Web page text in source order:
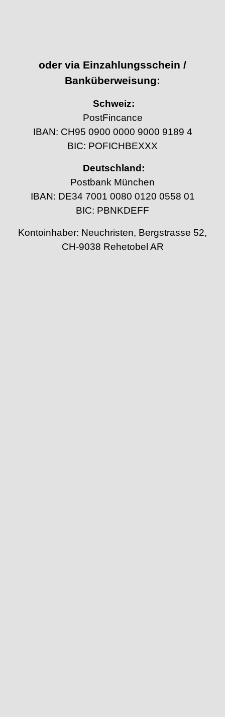
oder via Einzahlungsschein /
Banküberweisung:
Schweiz:
PostFincance
IBAN: CH95 0900 0000 9000 9189 4
BIC: POFICHBEXXX
Deutschland:
Postbank München
IBAN: DE34 7001 0080 0120 0558 01
BIC: PBNKDEFF
Kontoinhaber: Neuchristen, Bergstrasse 52,
CH-9038 Rehetobel AR